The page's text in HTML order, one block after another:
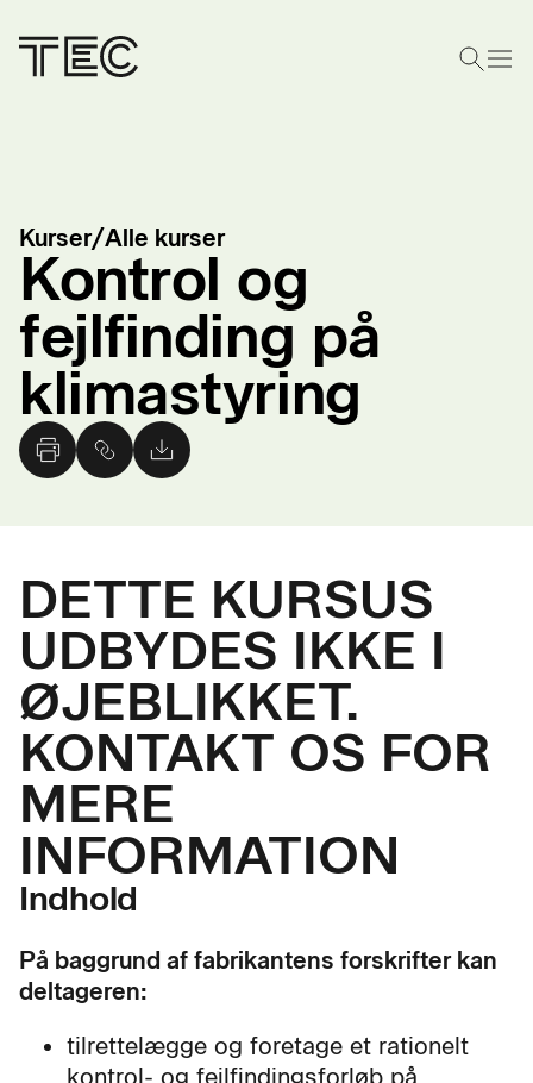
Kurser/Alle kurser
Kontrol og
fejlfinding på
klimastyring
DETTE KURSUS
UDBYDES IKKE I
ØJEBLIKKET.
KONTAKT OS FOR
MERE
INFORMATION
Indhold
På baggrund af fabrikantens forskrifter kan
deltageren:
tilrettelægge og foretage et rationelt
kontrol- og fejlfindingsforløb på